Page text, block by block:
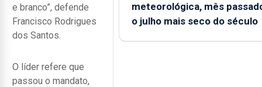
e branco”, defende
Francisco Rodrigues
dos Santos.
O líder refere que
passou o mandato,
meteorológica, mês
o julho mais seco do século